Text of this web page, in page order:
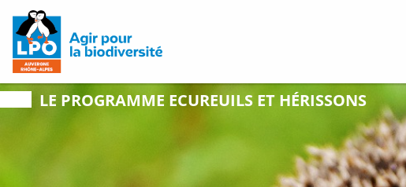
LE PROGRAMME ECUREUILS ET HÉRISSONS